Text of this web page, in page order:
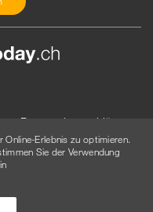
Datenschutzerklärung
AM WASSER
Erlebnis zu optimieren.
Sie der Verwendung